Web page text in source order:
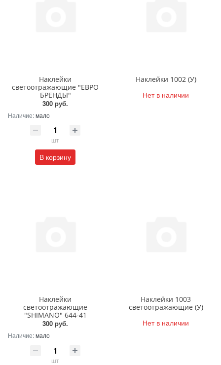
Наклейки
светоотражающие "ЕВРО
БРЕНДЫ"
300 руб.
Наличие:мало
шт
В корзину
Наклейки 1002 (У)
Нет в наличии
Наклейки
светоотражающие
"SHIMANO" 644-41
300 руб.
Наличие:мало
шт
Наклейки 1003
светоотражающие (У)
Нет в наличии